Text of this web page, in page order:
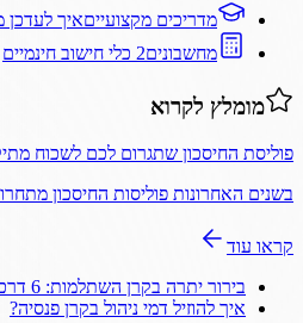
מדריכים מקצועייםאיך
מחשבונים2 כלי חישוב חינמיים
מומלץ לקרוא
פוליסת החיסכון שתגרום לכם לשכוח
בשנים האחרונות פוליסות החיסכון
קראו עוד
בירור יתרה בקרן השתלמות: 6 דרכים פשוטות לבדוק את היתרה שלך
איך להוזיל דמי ניהול בקרן פנסיה?